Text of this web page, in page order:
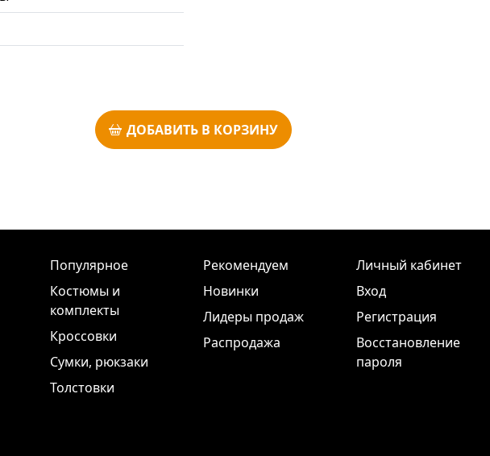
ДОБАВИТЬ В КОРЗИНУ
Популярное
Костюмы и
комплекты
Кроссовки
Сумки, рюкзаки
Толстовки
Рекомендуем
Новинки
Лидеры продаж
Распродажа
Личный кабинет
Вход
Регистрация
Восстановление
пароля